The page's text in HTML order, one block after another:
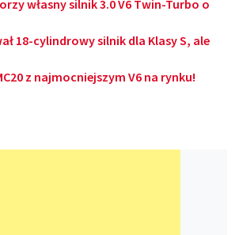
własny silnik 3.0 V6 Twin-Turbo o
18-cylindrowy silnik dla Klasy S, ale
z najmocniejszym V6 na rynku!